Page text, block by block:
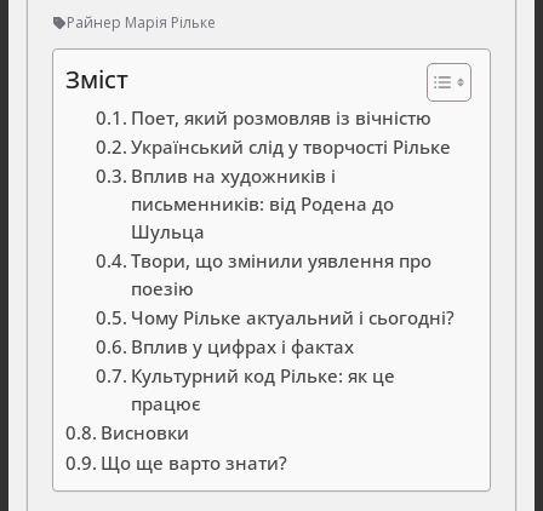
Райнер Марія Рільке
Зміст
Поет, який розмовляв із вічністю
Український слід у творчості Рільке
Вплив на художників і
письменників: від Родена до
Шульца
Твори, що змінили уявлення про
поезію
Чому Рільке актуальний і сьогодні?
Вплив у цифрах і фактах
Культурний код Рільке: як це
працює
Висновки
Що ще варто знати?